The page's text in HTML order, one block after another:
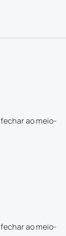
ao meio-
ao meio-